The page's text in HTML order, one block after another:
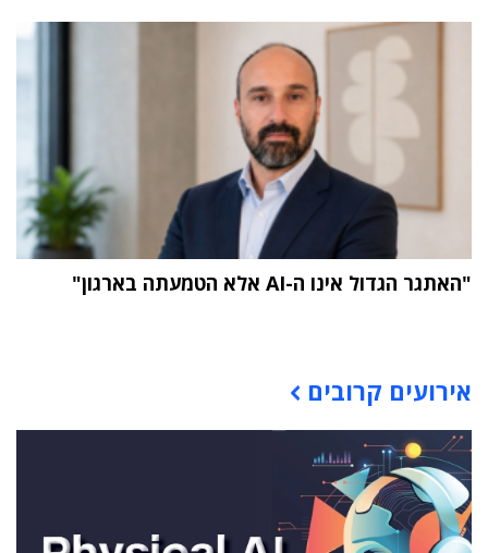
"האתגר הגדול אינו ה-AI אלא הטמעתה בארגון"
אירועים קרובים